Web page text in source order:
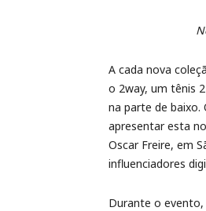
A cada nova
o 2way, um tênis
na parte de baixo.
apresentar esta
Oscar Freire, em
influenciadores
Durante o